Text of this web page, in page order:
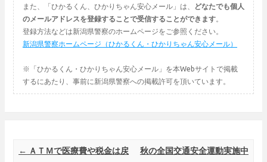
また、「ひかるくん、ひかりちゃん安心メール」は、
どなたでも個人
のメールアドレスを登録することで受信することができます。
登録方法などは新潟県警察のホームページをご参照ください。
新潟県警察ホームページ（ひかるくん・ひかりちゃん安心メール）
※「ひかるくん・ひかりちゃん安心メール」を本Webサイトで掲載
するにあたり、事前に新潟県警察への掲載許可を頂いています。
Post navigation
← ＡＴＭで医療費や税金は戻
秋の全国交通安全運動実施中